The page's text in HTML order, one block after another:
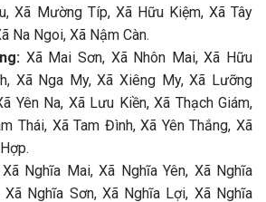
Xã Mường Típ, Xã Hữu Kiệm, Xã Tây
Na Ngoi, Xã Nậm Càn.
Xã Mai Sơn, Xã Nhôn Mai, Xã Hữu
Xã Nga My, Xã Xiêng My, Xã Lưỡng
Yên Na, Xã Lưu Kiền, Xã Thạch Giám,
Thái, Xã Tam Đình, Xã Yên Thắng, Xã
Xã Nghĩa Mai, Xã Nghĩa Yên, Xã Nghĩa
Xã Nghĩa Sơn, Xã Nghĩa Lợi, Xã Nghĩa